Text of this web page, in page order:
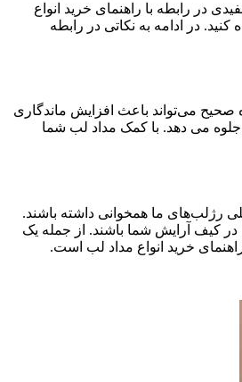
در رابطه با راهنمای خرید انواع
کنید. در ادامه به نکاتی در رابطه
صحیح می‌تواند باعث افزایش ماندگاری
می دهد. با کمک مداد لب شما
رژلب‌های ما همخوانی داشته باشند.
کیف آرایش شما باشند. از جمله یک
خرید انواع مداد لب است.